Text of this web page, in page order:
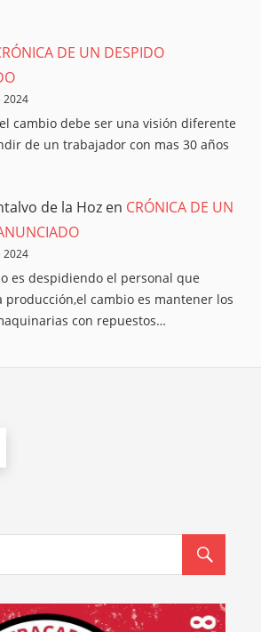
DE UN DESPIDO
2024
cambio debe ser una visión diferente
de un trabajador con mas 30 años
de la Hoz en CRÓNICA DE UN
2024
es despidiendo el personal que
producción,el cambio es mantener los
con repuestos…